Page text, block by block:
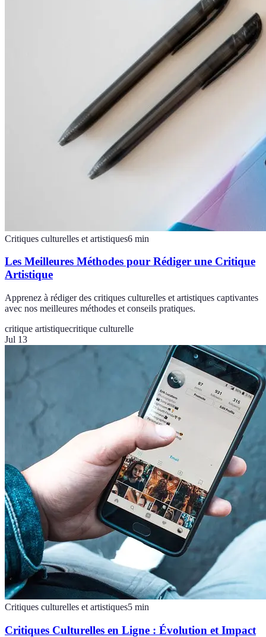
Critiques culturelles et artistiques6 min
Les Meilleures Méthodes pour Rédiger une Critique
Artistique
Apprenez à rédiger des critiques culturelles et artistiques captivantes
avec nos meilleures méthodes et conseils pratiques.
critique artistiquecritique culturelle
Jul 13
Critiques culturelles et artistiques5 min
Critiques Culturelles en Ligne : Évolution et Impact